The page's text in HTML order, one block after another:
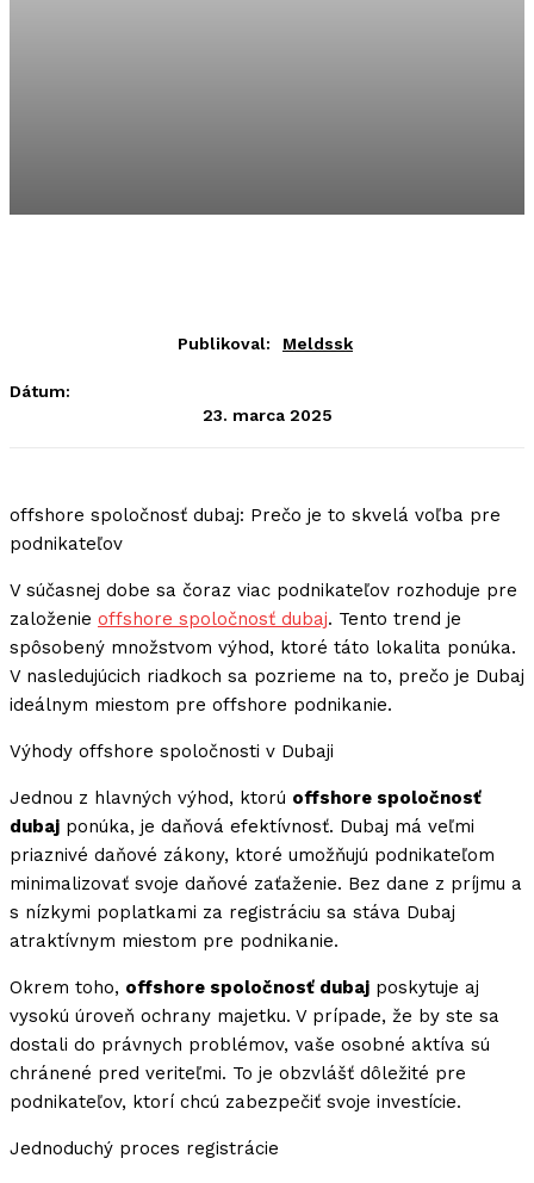
Publikoval: Meldssk
Dátum:
23. marca 2025
offshore spoločnosť dubaj: Prečo je to skvelá voľba pre
podnikateľov
V súčasnej dobe sa čoraz viac podnikateľov rozhoduje pre
založenie offshore spoločnosť dubaj. Tento trend je
spôsobený množstvom výhod, ktoré táto lokalita ponúka.
V nasledujúcich riadkoch sa pozrieme na to, prečo je Dubaj
ideálnym miestom pre offshore podnikanie.
Výhody offshore spoločnosti v Dubaji
Jednou z hlavných výhod, ktorú offshore spoločnosť
dubaj ponúka, je daňová efektívnosť. Dubaj má veľmi
priaznivé daňové zákony, ktoré umožňujú podnikateľom
minimalizovať svoje daňové zaťaženie. Bez dane z príjmu a
s nízkymi poplatkami za registráciu sa stáva Dubaj
atraktívnym miestom pre podnikanie.
Okrem toho, offshore spoločnosť dubaj poskytuje aj
vysokú úroveň ochrany majetku. V prípade, že by ste sa
dostali do právnych problémov, vaše osobné aktíva sú
chránené pred veriteľmi. To je obzvlášť dôležité pre
podnikateľov, ktorí chcú zabezpečiť svoje investície.
Jednoduchý proces registrácie